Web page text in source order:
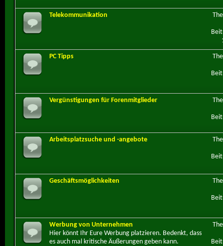
Telekommunikation
PC Tipps
Vergünstigungen für Forenmitglieder
Arbeitsplatzsuche und -angebote
Geschäftsmöglichkeiten
Werbung von Unternehmen
Hier könnt Ihr Eure Werbung platzieren. Bedenkt, dass
es auch mal kritische Äußerungen geben kann.